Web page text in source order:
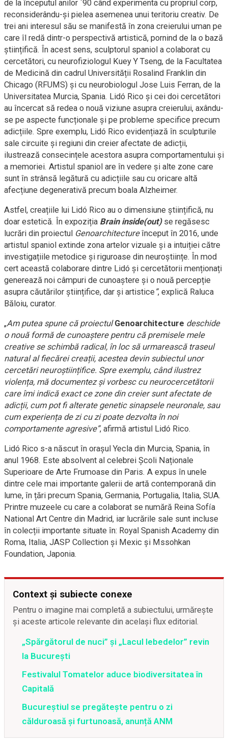
de la începutul anilor `90 când experimenta cu propriul corp,
reconsiderându-și pielea asemenea unui teritoriu creativ. De
trei ani interesul său se manifestă în zona creierului uman pe
care îl redă dintr-o perspectivă artistică, pornind de la o bază
științifică. În acest sens, sculptorul spaniol a colaborat cu
cercetători, cu neurofiziologul Kuey Y Tseng, de la Facultatea
de Medicină din cadrul Universității Rosalind Franklin din
Chicago (RFUMS) și cu neurobiologul Jose Luis Ferran, de la
Universitatea Murcia, Spania. Lidó Rico și cei doi cercetători
au încercat să redea o nouă viziune asupra creierului, axându-
se pe aspecte funcționale și pe probleme specifice precum
adicțiile. Spre exemplu, Lidó Rico evidențiază în sculpturile
sale circuite și regiuni din creier afectate de adicții,
ilustrează consecințele acestora asupra comportamentului și
a memoriei. Artistul spaniol are în vedere și alte zone care
sunt în strânsă legătură cu adicțiile sau cu oricare altă
afecțiune degenerativă precum boala Alzheimer.
Astfel, creațiile lui Lidó Rico au o dimensiune științifică, nu
doar estetică. În expoziția Brain inside(out)se regăsesc
lucrări din proiectul Genoarchitectureînceput în 2016, unde
artistul spaniol extinde zona artelor vizuale și a intuiției către
investigațiile metodice și riguroase din neuroștiințe. În mod
cert această colaborare dintre Lidó și cercetătorii menționați
generează noi câmpuri de cunoaștere și o nouă percepție
asupra căutărilor științifice, dar și artistice”, explică Raluca
Băloiu, curator.
„Am putea spune căproiectulGenoarchitecture deschide
o nouă formă de cunoaștere pentru că premisele mele
creative se schimbă radical, în loc să urmarească traseul
natural al fiecărei creații, acestea devin subiectul unor
cercetări neuroștiințifice. Spre exemplu, când ilustrez
violența, mă documentez și vorbesc cu neurocercetătorii
care îmi indică exact ce zone din creier sunt afectate de
adicții, cum pot fi alterate genetic sinapsele neuronale, sau
cum experiența de zi cu zi poate dezvolta în noi
comportamente agresive”, afirmă artistul Lidó Rico.
Lidó Rico s-a născut în orașul Yecla din Murcia, Spania, în
anul 1968. Este absolvent al celebrei Școli Naționale
Superioare de Arte Frumoase din Paris. A expus în unele
dintre cele mai importante galerii de artă contemporană din
lume, în țări precum Spania, Germania, Portugalia, Italia, SUA.
Printre muzeele cu care a colaborat se numără Reina Sofía
National Art Centre din Madrid, iar lucrările sale sunt incluse
în colecții importante situate în: Royal Spanish Academy din
Roma, Italia, JASP Collection și Mexic și Mssohkan
Foundation, Japonia.
Context și subiecte conexe
Pentru o imagine mai completă a subiectului, urmărește
și aceste articole relevante din același flux editorial.
„Spărgătorul de nuci” și „Lacul lebedelor” revin
la București
Festivalul Tomatelor aduce biodiversitatea în
Capitală
Bucureștiul se pregătește pentru o zi
călduroasă și furtunoasă, anunță ANM